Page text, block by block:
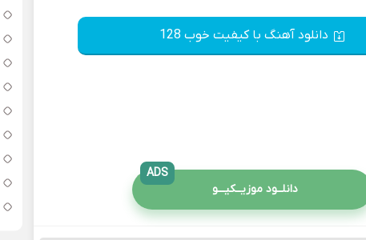
دانلود آهنگ با کیفیت خوب 128
دانلــود موزیــکیـــو
ADS